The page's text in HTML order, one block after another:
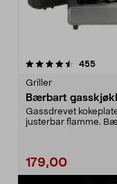
455
Griller
Bærbart
Gassdrevet
justerbar flamme.
179,00
4.5 av 5